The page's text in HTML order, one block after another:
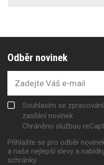
Odběr novinek
Souhlasím se
zasílání novinek
Chráněno službou
Přihlašte se pro odběr
a naše nejlepší slevy a
schránky.